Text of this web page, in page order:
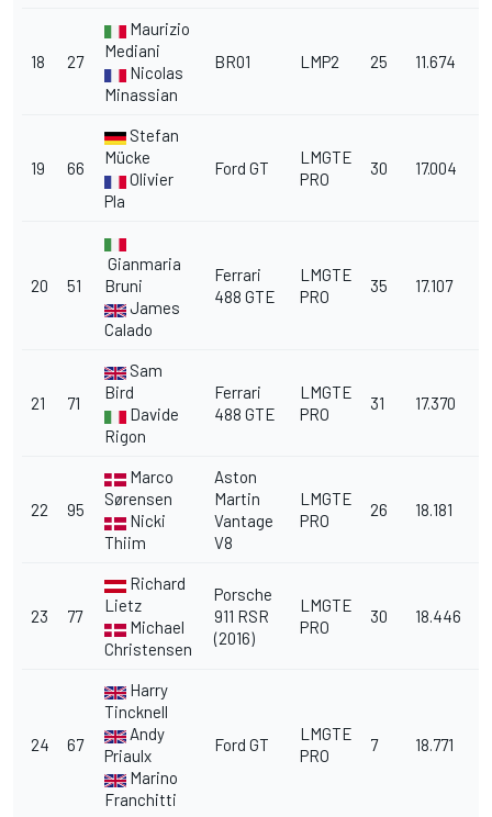
18 27
Maurizio
Mediani
Nicolas
Minassian
BR01 LMP2 25 11.674
19 66
Stefan
Mücke
Olivier
Pla
Ford GT
LMGTE
PRO
30 17.004
20 51
Gianmaria
Bruni
James
Calado
Ferrari
488 GTE
LMGTE
PRO
35 17.107
21 71
Sam
Bird
Davide
Rigon
Ferrari
488 GTE
LMGTE
PRO
31 17.370
22 95
Marco
Sørensen
Nicki
Thiim
Aston
Martin
Vantage
V8
LMGTE
PRO
26 18.181
23 77
Richard
Lietz
Michael
Christensen
Porsche
911 RSR
(2016)
LMGTE
PRO
30 18.446
24 67
Harry
Tincknell
Andy
Priaulx
Marino
Franchitti
Ford GT
LMGTE
PRO
7 18.771